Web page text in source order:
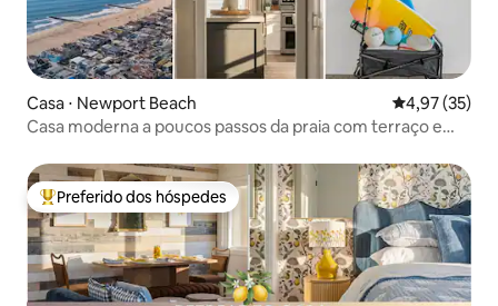
Casa ⋅ Newport Beach 4,97 de uma
4,97 (35)
Casa moderna a poucos passos da praia com terraço e
Entre os melhores preferidos dos hóspedes
Preferido dos hóspedes